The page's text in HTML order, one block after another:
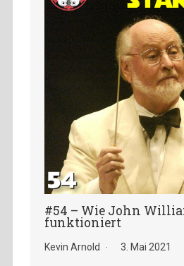
#54 – Wie John
funktioniert
Kevin Arnold 3. Mai 2021